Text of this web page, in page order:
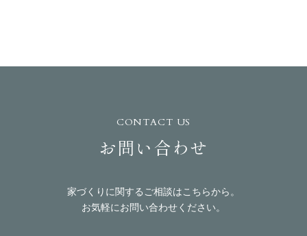
CONTACT US
お問い合わせ
家づくりに関するご相談はこちらから。
お気軽にお問い合わせください。